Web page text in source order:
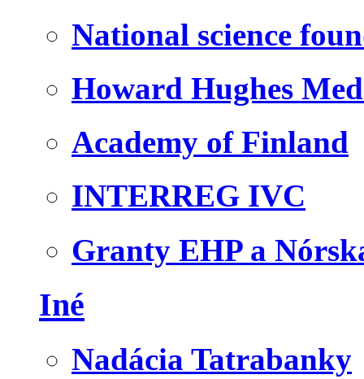
National science
Howard Hughes
Academy of Finland
INTERREG IVC
Granty EHP a
Iné
Nadácia Tatrabanky